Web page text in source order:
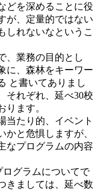
どを深めることに役
が、定量的ではない
しれないなというこ
、業務の目的とし
に、森林をキーワー
と書いてありまし
それぞれ、延べ30校
ります。
当たり的、イベント
と危惧しますが、
なプログラムの内容
グラムについてで
きましては、延べ数